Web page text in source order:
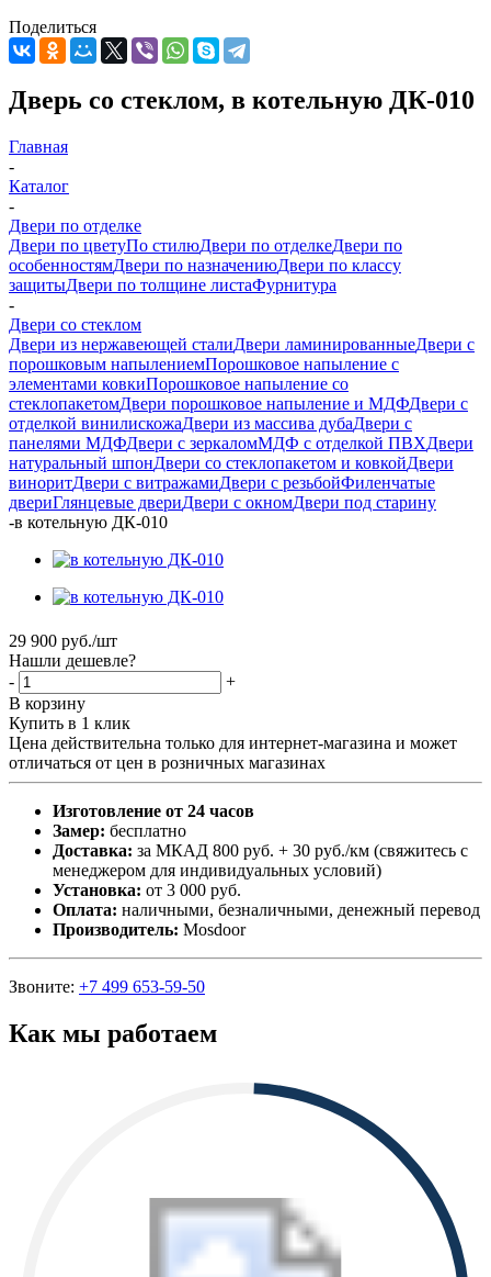
Поделиться
Дверь со стеклом, в котельную ДК-010
Главная
-
Каталог
-
Двери по отделке
Двери по цветуПо стилюДвери по отделкеДвери по
особенностямДвери по назначениюДвери по классу
защитыДвери по толщине листаФурнитура
-
Двери со стеклом
Двери из нержавеющей сталиДвери ламинированныеДвери с
порошковым напылениемПорошковое напыление с
элементами ковкиПорошковое напыление со
стеклопакетомДвери порошковое напыление и МДФДвери с
отделкой винилискожаДвери из массива дубаДвери с
панелями МДФДвери с зеркаломМДФ с отделкой ПВХДвери
натуральный шпонДвери со стеклопакетом и ковкойДвери
виноритДвери с витражамиДвери с резьбойФиленчатые
двериГлянцевые двериДвери с окномДвери под старину
-в котельную ДК-010
29 900 руб./шт
Нашли дешевле?
-
+
В корзину
Купить в 1 клик
Цена действительна только для интернет-магазина и может
отличаться от цен в розничных магазинах
Изготовление от 24 часов
Замер: бесплатно
Доставка: за МКАД 800 руб. + 30 руб./км (свяжитесь с
менеджером для индивидуальных условий)
Установка: от 3 000 руб.
Оплата: наличными, безналичными, денежный перевод
Производитель: Mosdoor
Звоните: +7 499 653-59-50
Как мы работаем